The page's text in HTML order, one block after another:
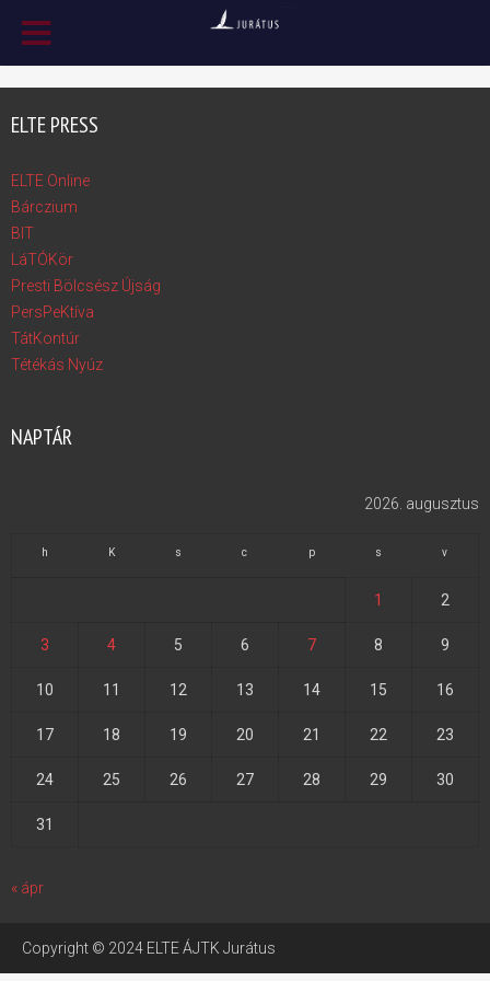
ELTE PRESS
ELTE Online
Bárczium
BIT
LáTÓKör
Presti Bölcsész Újság
PersPeKtíva
TátKontúr
Tétékás Nyúz
NAPTÁR
2026. augusztus
h K s c p s v
1 2
3 4 5 6 7 8 9
10 11 12 13 14 15 16
17 18 19 20 21 22 23
24 25 26 27 28 29 30
31
« ápr
Copyright © 2024 ELTE ÁJTK Jurátus